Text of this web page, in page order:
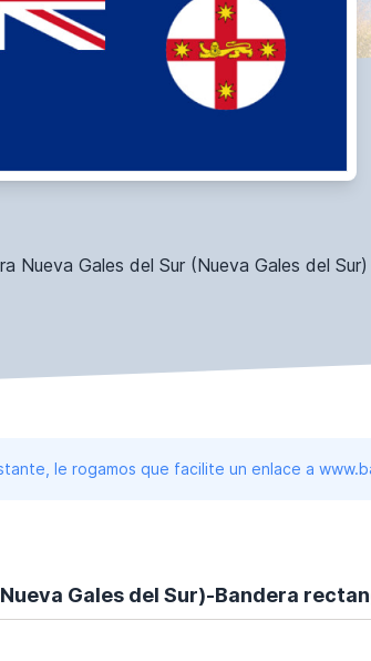
Nueva Gales del Sur (Nueva Gales del Sur)
le rogamos que facilite un enlace a
Gales del Sur)-Bandera